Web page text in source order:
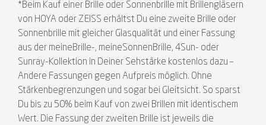
*Beim Kauf einer Brille oder Sonnenbrille mit Brillengläsern
von HOYA oder ZEISS erhältst Du eine zweite Brille oder
Sonnenbrille mit gleicher Glasqualität und einer Fassung
aus der meineBrille-, meineSonnenBrille, 4Sun- oder
Sunray-Kollektion in Deiner Sehstärke kostenlos dazu –
Andere Fassungen gegen Aufpreis möglich. Ohne
Stärkenbegrenzungen und sogar bei Gleitsicht. So sparst
Du bis zu 50% beim Kauf von zwei Brillen mit identischem
Wert. Die Fassung der zweiten Brille ist jeweils die